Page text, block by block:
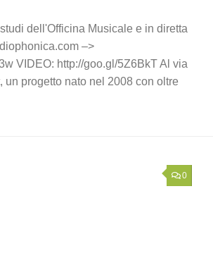
dell'Officina Musicale e in diretta
–>
VIDEO: http://goo.gl/5Z6BkT Al via
progetto nato nel 2008 con oltre
0